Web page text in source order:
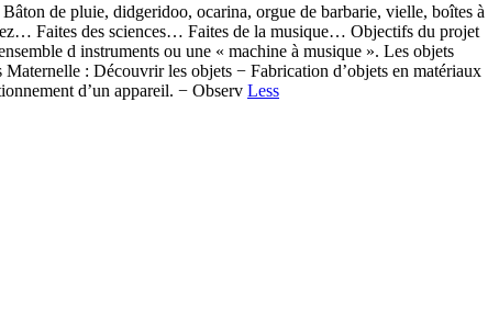
de pluie, didgeridoo, ocarina, orgue de barbarie, vielle, boîtes à
Faites des sciences… Faites de la musique… Objectifs du projet
d instruments ou une « machine à musique ». Les objets
: Découvrir les objets − Fabrication d’objets en matériaux
d’un appareil. − Observ Less